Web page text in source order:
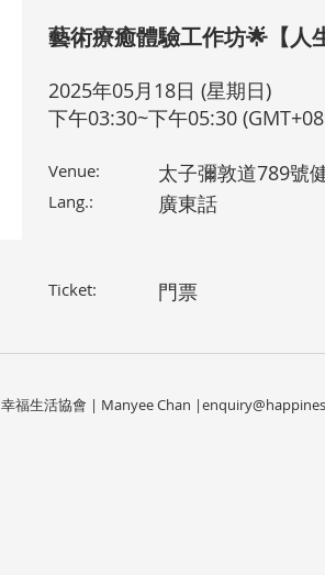
藝術療癒體驗工作坊🌟【人
2025年05月18日 (星期日)
下午03:30~下午05:30
Venue: 太子彌敦道789號
Lang.: 廣東話
Ticket: 門票
幸福生活協會 | Manyee Chan |